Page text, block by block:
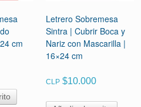
cm
Letrero Sobremesa
Sintra | Cubrir Boca y
Nariz con Mascarilla |
16×24 cm
CLP $10.000